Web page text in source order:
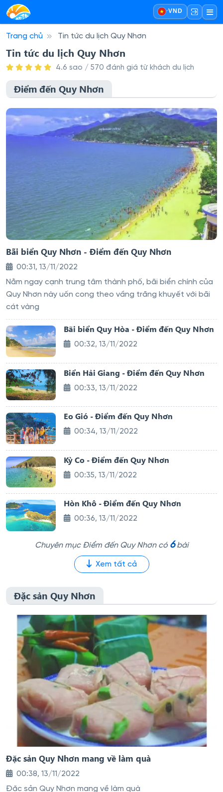
·VND
Trang chủ Tin tức du lịch Quy Nhơn
Tin tức du lịch Quy Nhơn
4.6 sao / 570 đánh giá từ khách du lịch
Điểm đến Quy Nhơn
Bãi biển Quy Nhơn - Điểm đến Quy Nhơn
00:31, 13/11/2022
Nằm ngay cạnh trung tâm thành phố, bãi biển chính của
Quy Nhơn này uốn cong theo vầng trăng khuyết với bãi
cát vàng
Bãi biển Quy Hòa - Điểm đến Quy Nhơn
00:32, 13/11/2022
Biển Hải Giang - Điểm đến Quy Nhơn
00:33, 13/11/2022
Eo Gió - Điểm đến Quy Nhơn
00:34, 13/11/2022
Kỳ Co - Điểm đến Quy Nhơn
00:35, 13/11/2022
Hòn Khô - Điểm đến Quy Nhơn
00:36, 13/11/2022
Chuyên mục Điểm đến Quy Nhơn có 6bài
Xem tất cả
Đặc sản Quy Nhơn
Đặc sản Quy Nhơn mang về làm quà
00:38, 13/11/2022
Đặc sản Quy Nhơn mang về làm quà